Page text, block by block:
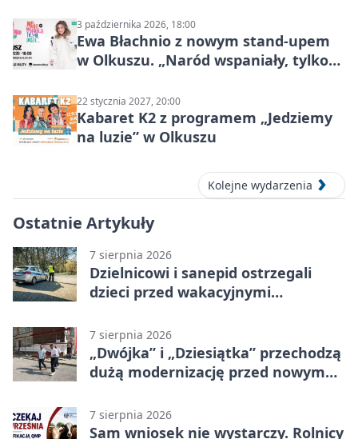
3 października 2026, 18:00
Ewa Błachnio z nowym stand-upem
w Olkuszu. „Naród wspaniały, tylko
22 stycznia 2027, 20:00
Kabaret K2 z programem „Jedziemy
na luzie” w Olkuszu
Kolejne wydarzenia
Ostatnie Artykuły
7 sierpnia 2026
Dzielnicowi i sanepid ostrzegali
dzieci przed wakacyjnymi
7 sierpnia 2026
„Dwójka” i „Dziesiątka” przechodzą
dużą modernizację przed nowym
7 sierpnia 2026
Sam wniosek nie wystarczy. Rolnicy